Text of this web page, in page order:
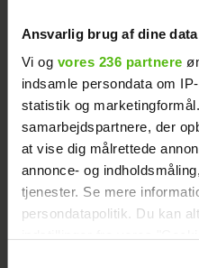
Ansvarlig brug af dine data
Vi og vores 236 partnere
indsamle persondata om
statistik og
samarbejdspartnere, der
at vise dig målrettede
annonce- og
tjenester. Se mere
persondatapolitik. Du kan
Knus
let med en
bradepanden.
grader. Hæld
i bunden af
lammet i
og skru ned til
yderligere 20-
lidt af skyen